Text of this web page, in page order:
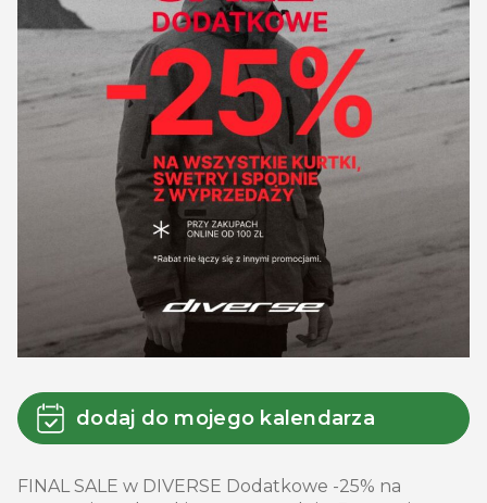
dodaj do mojego kalendarza
FINAL SALE w DIVERSE Dodatkowe -25% na